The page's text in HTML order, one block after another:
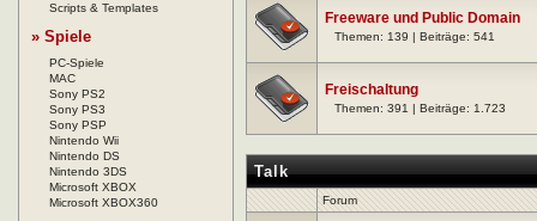
Scripts & Templates
» Spiele
PC-Spiele
MAC
Sony PS2
Sony PS3
Sony PSP
Nintendo Wii
Nintendo DS
Nintendo 3DS
Microsoft XBOX
Microsoft XBOX360
Freeware und Public Domain
Themen: 139 | Beiträge: 541
Freischaltung
Themen: 391 | Beiträge: 1.723
Talk
Forum